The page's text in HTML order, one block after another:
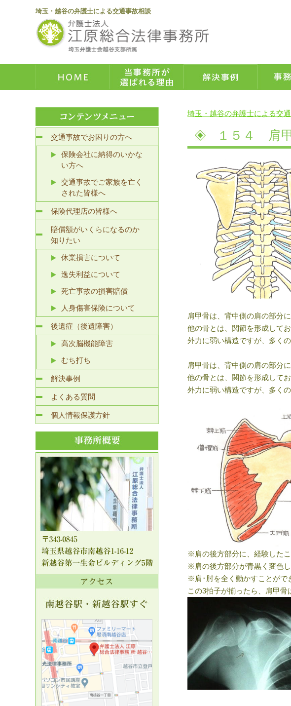
埼玉・越谷の弁護士による交通事故相談
埼玉・越谷の弁護士による交
１５４ 肩
肩甲骨は、背中側の肩の部分
他の骨とは、関節を形成して
外力に弱い構造ですが、多く
肩甲骨は、背中側の肩の部分
他の骨とは、関節を形成して
外力に弱い構造ですが、多く
※肩の後方部分に、経験したこ
※肩の後方部分が青黒く変色し
※肩･肘を全く動かすことがで
この3拍子が揃ったら、肩甲骨
交通事故でお困りの方へ
保険会社に納得のいかな
い方へ
交通事故でご家族を亡く
された皆様へ
保険代理店の皆様へ
賠償額がいくらになるのか
知りたい
休業損害について
逸失利益について
死亡事故の損害賠償
人身傷害保険について
後遺症（後遺障害）
高次脳機能障害
むち打ち
解決事例
よくある質問
個人情報保護方針